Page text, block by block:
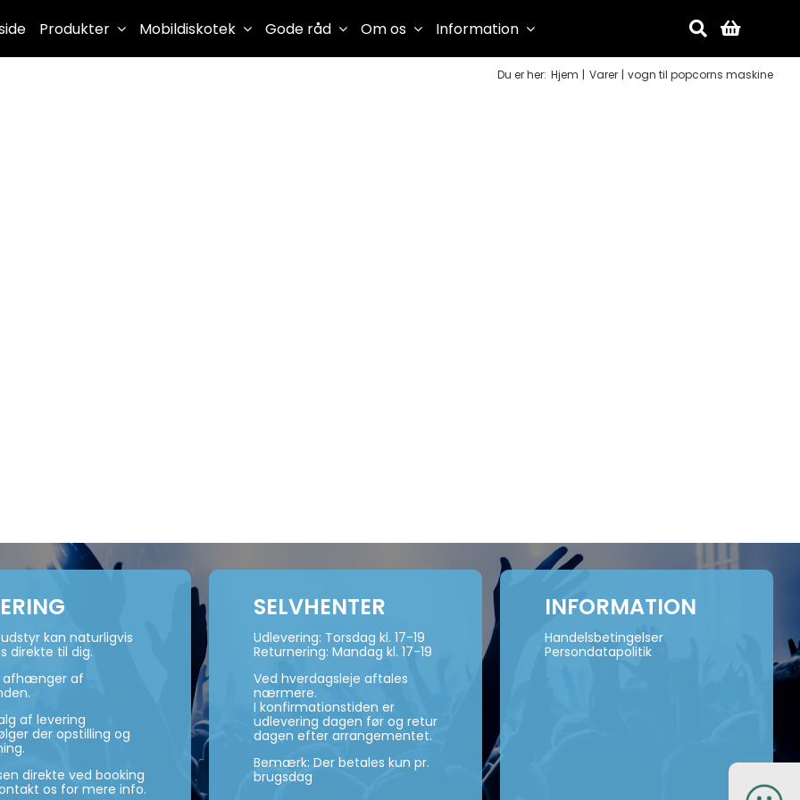
Produkter Mobildiskotek Gode råd Om os Information
Du er her: Hjem Varer vogn til popcorns maskine
kan naturligvis
direkte til dig.
afhænger af
af levering
der opstilling og
direkte ved booking
os for mere info.
SELVHENTER
Udlevering: Torsdag kl. 17-19
Returnering: Mandag kl. 17-19
Ved hverdagsleje aftales
nærmere.
I konfirmationstiden er
udlevering dagen før og retur
dagen efter arrangementet.
Bemærk: Der betales kun pr.
brugsdag
INFORMATION
Handelsbetingelser
Persondatapolitik